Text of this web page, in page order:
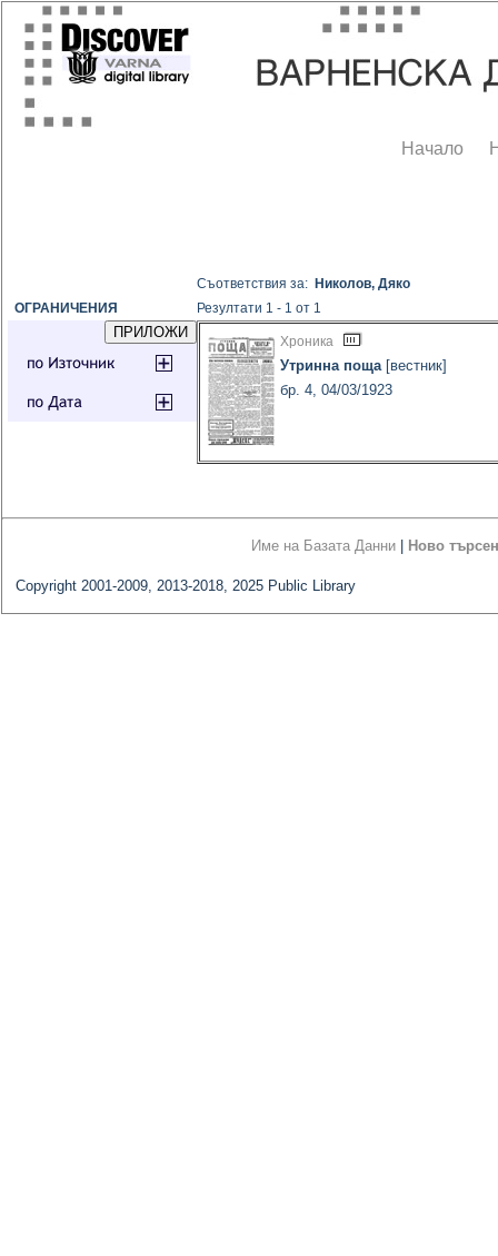
Начало
ОГРАНИЧЕНИЯ
Съответствия за: Николов, Дяко
Резултати 1 - 1 от 1
Хроника
Утринна поща[вестник]
бр. 4, 04/03/1923
Име на Базата Данни Ново
Copyright 2001-2009, 2013-2018, 2025 Public Library